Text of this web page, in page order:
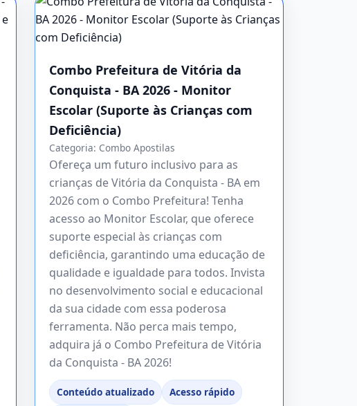
Combo Prefeitura de Vitória da
Conquista - BA 2026 - Monitor
Escolar (Suporte às Crianças com
Deficiência)
Categoria: Combo Apostilas
Ofereça um futuro inclusivo para as
crianças de Vitória da Conquista - BA em
2026 com o Combo Prefeitura! Tenha
acesso ao Monitor Escolar, que oferece
suporte especial às crianças com
deficiência, garantindo uma educação de
qualidade e igualdade para todos. Invista
no desenvolvimento social e educacional
da sua cidade com essa poderosa
ferramenta. Não perca mais tempo,
adquira já o Combo Prefeitura de Vitória
da Conquista - BA 2026!
Conteúdo atualizado
Acesso rápido